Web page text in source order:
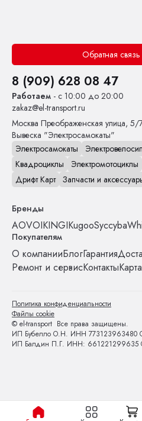
Обратная связь
8 (909) 628 08 47
Работаем - с 10:00 до 20:00
zakaz@el-transport.ru
Москва Преображенская улица, 5/
Вывеска "Электросамокаты"
Электросамокаты
Квадроциклы
Электромотоциклы
Дрифт Карт Запчасти и
Бренды
AOVOIKINGIKugooSyccyba
Покупателям
О компанииБлогГарантия
Ремонт и сервисКонтакты
© el-transport Все права защищены.
ИП Бубелло О.Н. ИНН 773123963480
ИП Балдин П.Г. ИНН: 661221299635
Политика конфиденциальности
Файлы cookie